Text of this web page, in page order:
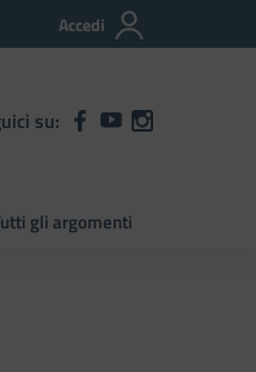
Accedi
su:
gli argomenti